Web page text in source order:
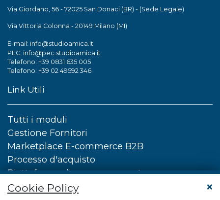
Via Giordano, 56 - 72025 San Donaci (BR) - (Sede Legale)
Via Vittoria Colonna - 20149 Milano (MI)
E-mail: info@studioamica.it
PEC: info@pec.studioamica.it
Telefono: +39 0831 635 005
Telefono: +39 02 49592 346
Link Utili
Tutti i moduli
Gestione Fornitori
Marketplace E-commerce B2B
Processo d'acquisto
Piattaforma di e-procurement
Certificazioni
Cookie Policy